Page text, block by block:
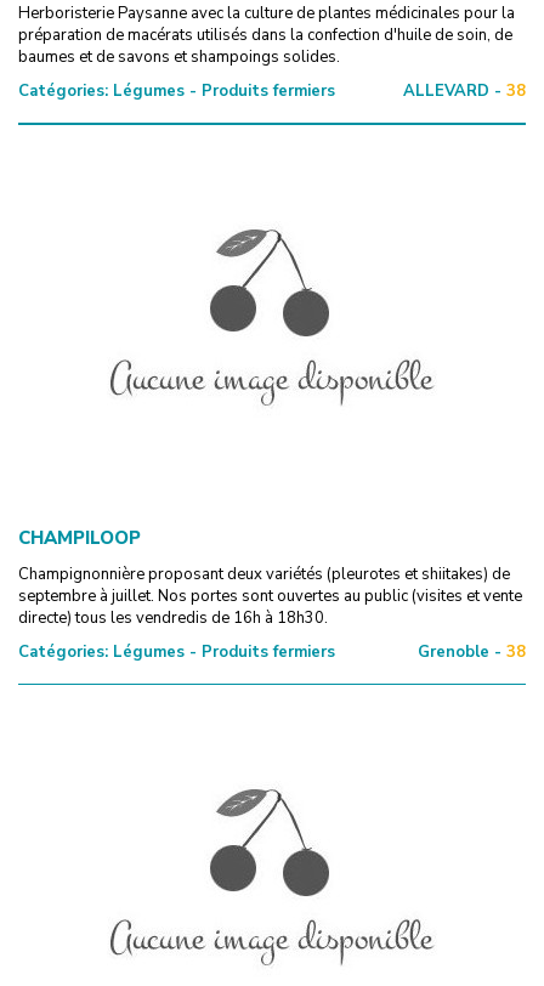
Herboristerie Paysanne avec la culture de plantes médicinales pour la
préparation de macérats utilisés dans la confection d'huile de soin, de
baumes et de savons et shampoings solides.
Catégories: Légumes - Produits fermiers ALLEVARD - 38
CHAMPILOOP
Champignonnière proposant deux variétés (pleurotes et shiitakes) de
septembre à juillet. Nos portes sont ouvertes au public (visites et vente
directe) tous les vendredis de 16h à 18h30.
Catégories: Légumes - Produits fermiers Grenoble - 38